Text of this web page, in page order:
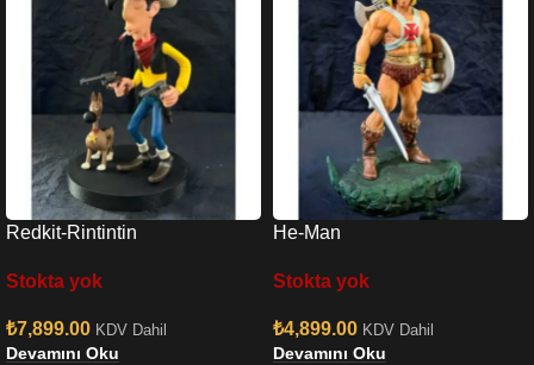
Redkit-Rintintin
Stokta yok
₺7,899.00 KDV Dahil
Devamını Oku
He-Man
Stokta yok
₺4,899.00 KDV Dahil
Devamını Oku